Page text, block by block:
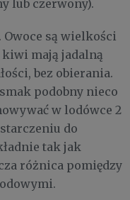
lub czerwony).
Owoce są wielkości
mają jadalną
bez obierania.
podobny nieco
w lodówce 2
do
tak jak
różnica pomiędzy